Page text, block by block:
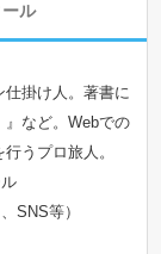
ル
掛け人。著書に
』など。Webでの
うプロ旅人。
SNS等）